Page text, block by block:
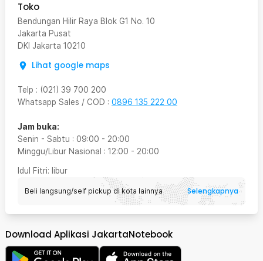
Toko
Bendungan Hilir Raya Blok G1 No. 10
Jakarta Pusat
DKI Jakarta 10210
Lihat google maps
Telp : (021) 39 700 200
Whatsapp Sales / COD : 0896 135 222 00
Jam buka:
Senin - Sabtu : 09:00 - 20:00
Minggu/Libur Nasional : 12:00 - 20:00
Idul Fitri: libur
Beli langsung/self pickup di kota lainnya Selengkapnya
Download Aplikasi JakartaNotebook